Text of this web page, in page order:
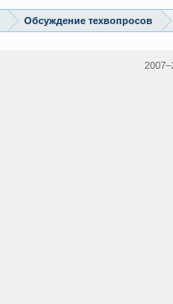
Обсуждение техвопросов
2007–